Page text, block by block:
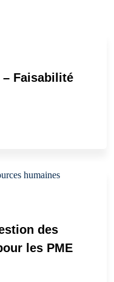
Faisabilité
des
les PME